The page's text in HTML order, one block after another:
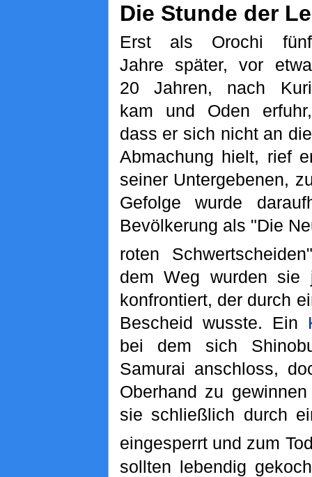
Die Stunde der
Erst als Orochi fünf
Jahre später, vor etwa
20 Jahren, nach Kuri
kam und Oden erfuhr,
dass er sich nicht an die
Abmachung hielt, rief
seiner Untergebenen,
Gefolge wurde
Bevölkerung als "Die
roten
dem Weg wurden sie
konfrontiert, der durch
Bescheid wusste. Ein
bei dem sich
Samurai anschloss,
Oberhand zu
sie schließlich durch
eingesperrt und zum
sollten lebendig